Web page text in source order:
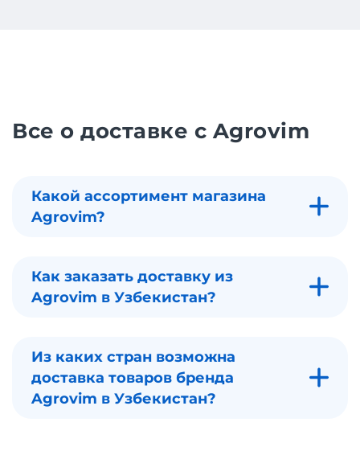
Все о доставке с Agrovim
Какой ассортимент магазина
Agrovim?
Как заказать доставку из
Agrovim в Узбекистан?
Из каких стран возможна
доставка товаров бренда
Agrovim в Узбекистан?